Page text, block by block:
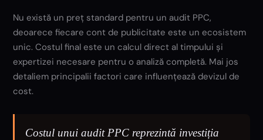
Nu există un preț standard pentru un audit PPC,
deoarece fiecare cont de publicitate este un ecosistem
unic. Costul final este un calcul direct al timpului și
expertizei necesare pentru o analiză completă. Mai jos
detaliem principalii factori care influențează devizul de
cost.
Costul unui audit PPC reprezintă investiția